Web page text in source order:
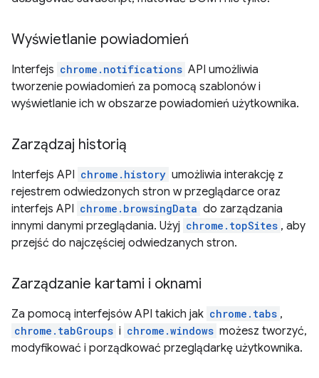
Wyświetlanie powiadomień
Interfejs chrome.notifications API umożliwia
tworzenie powiadomień za pomocą szablonów i
wyświetlanie ich w obszarze powiadomień użytkownika.
Zarządzaj historią
Interfejs API chrome.history umożliwia interakcję z
rejestrem odwiedzonych stron w przeglądarce oraz
interfejs API chrome.browsingData do zarządzania
innymi danymi przeglądania. Użyj chrome.topSites , aby
przejść do najczęściej odwiedzanych stron.
Zarządzanie kartami i oknami
Za pomocą interfejsów API takich jak chrome.tabs ,
chrome.tabGroups i chrome.windows możesz tworzyć,
modyfikować i porządkować przeglądarkę użytkownika.